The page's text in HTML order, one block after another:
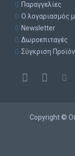
Παραγγελίες
Ο λογαριασμός
Newsletter
Δωροεπιταγές
Σύγκριση
Copyright ©